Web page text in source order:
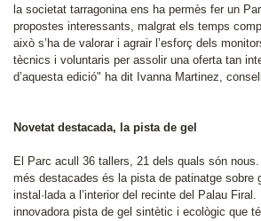
la societat tarragonina ens ha permès fer un
propostes interessants, malgrat els temps
això s’ha de valorar i agrair l’esforç dels
tècnics i voluntaris per assolir una oferta tan
d’aquesta edició" ha dit Ivanna Martinez,
Novetat destacada, la pista de gel
El Parc acull 36 tallers, 21 dels quals són
més destacades és la pista de patinatge sobre
instal·lada a l’interior del recinte del Palau Firal.
innovadora pista de gel sintètic i ecològic que